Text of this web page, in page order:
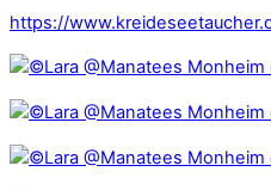
https://